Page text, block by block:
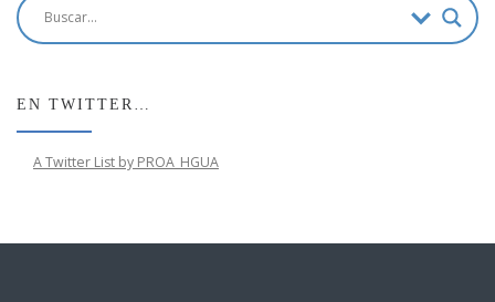
EN TWITTER…
A Twitter List by PROA_HGUA